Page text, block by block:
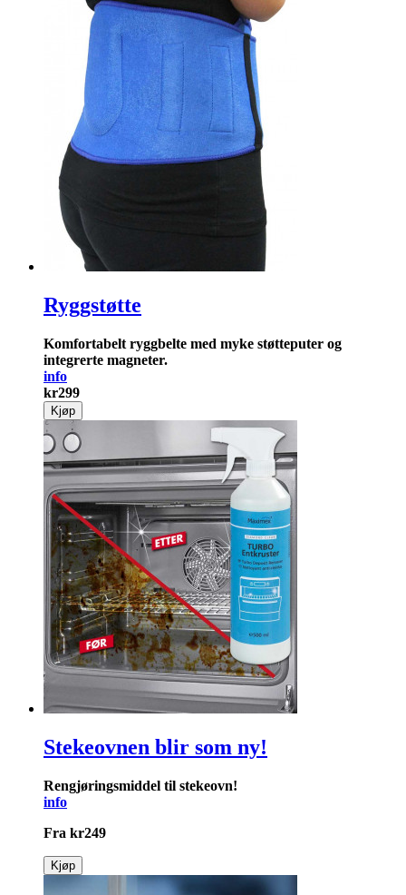
Ryggstøtte
Komfortabelt ryggbelte med myke støtte­puter og
integrerte ­magneter.
info
kr299
Kjøp
Stekeovnen blir som ny!
Rengjøringsmiddel til stekeovn!
info
Fra kr249
Kjøp